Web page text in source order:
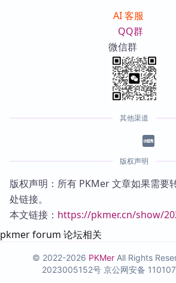
AI 客服
QQ群
微信群
其他渠道
版权声明
版权声明：所有 PKMer 文章如果需要
处链接。
本文链接： https://pkmer.cn/show/
pkmer forum 论坛相关
© 2022-2026 PKMer All Rights
2023005152号 京公网安备